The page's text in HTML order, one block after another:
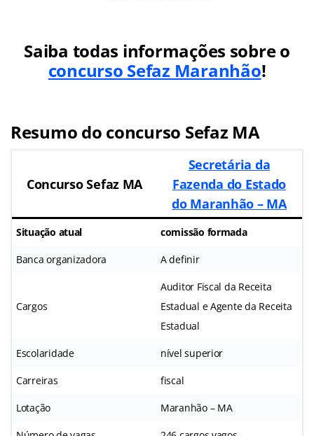
Saiba todas informações sobre o
concurso Sefaz Maranhão!
Resumo do concurso Sefaz MA
Concurso Sefaz MA
Secretária da
Fazenda do Estado
do Maranhão – MA
Situação atual comissão formada
Banca organizadora A definir
Cargos
Auditor Fiscal da Receita
Estadual e Agente da Receita
Estadual
Escolaridade nível superior
Carreiras fiscal
Lotação Maranhão – MA